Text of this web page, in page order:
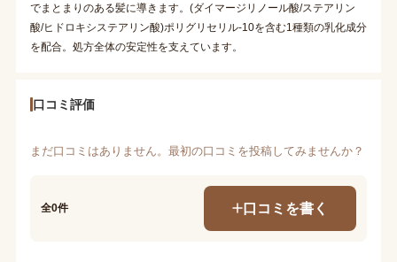
でまとまりのある髪に導きます。(ダイマージリノール酸/ステアリン
酸/ヒドロキシステアリン酸)ポリグリセリル-10を含む1種類の乳化成分
を配合。処方全体の安定性を支えています。
口コミ評価
まだ口コミはありません。最初の口コミを投稿してみませんか？
全0件 口コミを書く